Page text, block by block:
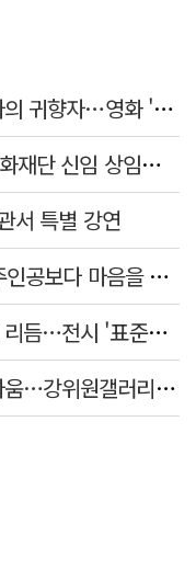
[금주의 이슈] 하늘의 외계인, 바다의 귀향자…영화 '호프'와 '오디세이'
[차 한 잔] 최현묵 중구도심재생문화재단 신임 상임이사 "서문시장·경상감영 등 지역 자원 활용…문화의 일상화"
서 특별 강연
[음읽남] 김광진의 화자들 上편 '주인공보다 마음을 쓴 사람'
표준화된 시간을 살아가는 각자의 리듬…전시 '표준시차'
수십년간 포착한 우리 산의 아름다움…강위원갤러리 '팔공·지리展' 개최